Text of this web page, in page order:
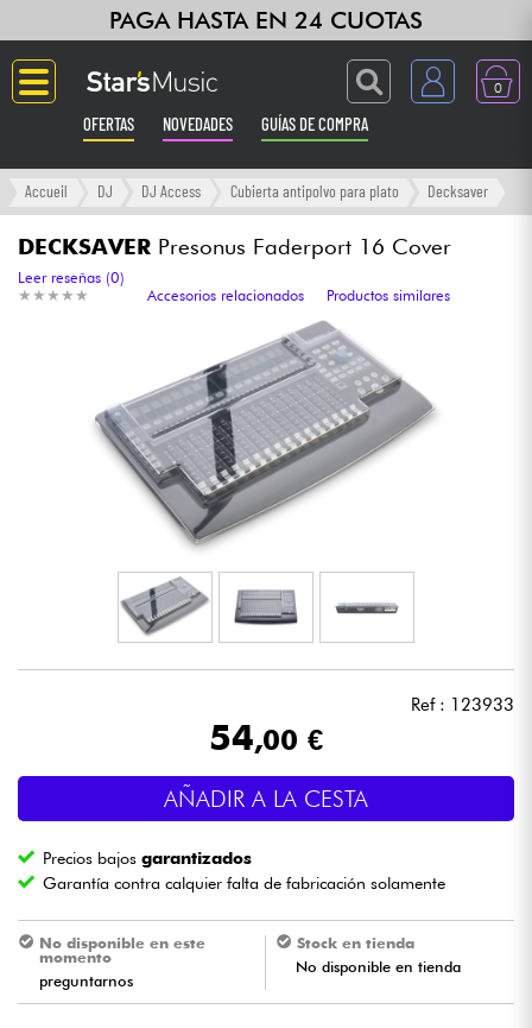
PAGA HASTA EN 24 CUOTAS
0
OFERTAS NOVEDADES GUÍAS DE COMPRA
Langue
Guitarras & Bajos
Ampli & Efectos
Sintetizadores & samplers
Grabación
Micros
Sistemas de Sonido
Batería y percusión
Vientos
Accueil DJ DJ Access Cubierta antipolvo para plato Decksaver
DECKSAVER Presonus Faderport 16 Cover
★ ★ ★ ★ ★
★ ★ ★ ★ ★
Leer reseñas (0)
Accesorios relacionados
Productos similares
Ref : 123933
54,00 €
AÑADIR A LA CESTA
Precios bajosgarantizados
Garantía contra calquier falta de fabricación solamente
No disponible en este
momento
preguntarnos
Stock en tienda
No disponible en tienda